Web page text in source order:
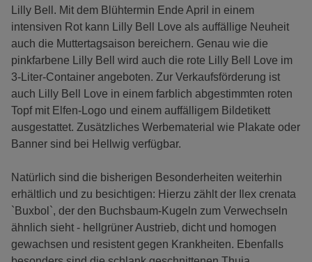
Lilly Bell. Mit dem Blühtermin Ende April in einem
intensiven Rot kann Lilly Bell Love als auffällige Neuheit
auch die Muttertagsaison bereichern. Genau wie die
pinkfarbene Lilly Bell wird auch die rote Lilly Bell Love im
3-Liter-Container angeboten. Zur Verkaufsförderung ist
auch Lilly Bell Love in einem farblich abgestimmten roten
Topf mit Elfen-Logo und einem auffälligem Bildetikett
ausgestattet. Zusätzliches Werbematerial wie Plakate oder
Banner sind bei Hellwig verfügbar.
Natürlich sind die bisherigen Besonderheiten weiterhin
erhältlich und zu besichtigen: Hierzu zählt der Ilex crenata
`Buxbol`, der den Buchsbaum-Kugeln zum Verwechseln
ähnlich sieht - hellgrüner Austrieb, dicht und homogen
gewachsen und resistent gegen Krankheiten. Ebenfalls